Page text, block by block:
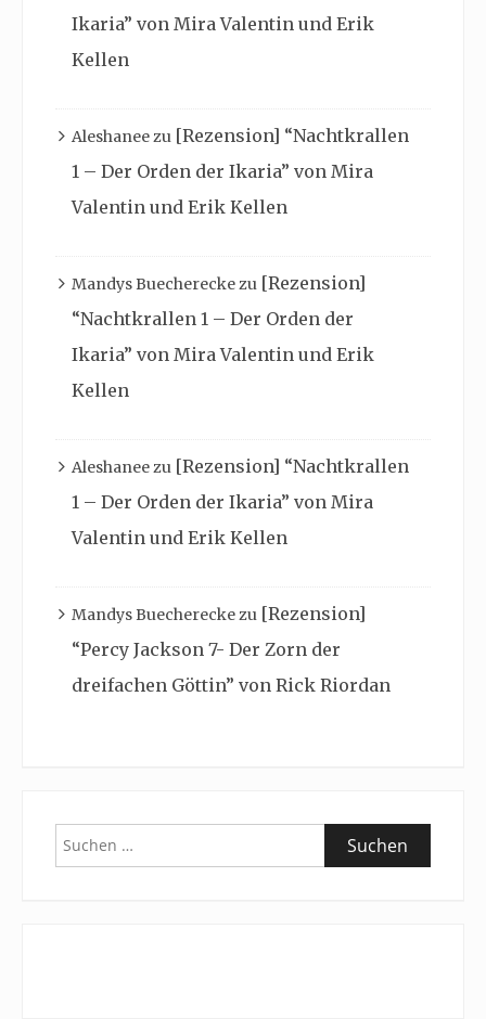
Ikaria” von Mira Valentin und Erik
Kellen
Aleshaneezu [Rezension] “Nachtkrallen
1 – Der Orden der Ikaria” von Mira
Valentin und Erik Kellen
Mandys Buechereckezu [Rezension]
“Nachtkrallen 1 – Der Orden der
Ikaria” von Mira Valentin und Erik
Kellen
Aleshaneezu [Rezension] “Nachtkrallen
1 – Der Orden der Ikaria” von Mira
Valentin und Erik Kellen
Mandys Buechereckezu [Rezension]
“Percy Jackson 7- Der Zorn der
dreifachen Göttin” von Rick Riordan
Suchen
nach: